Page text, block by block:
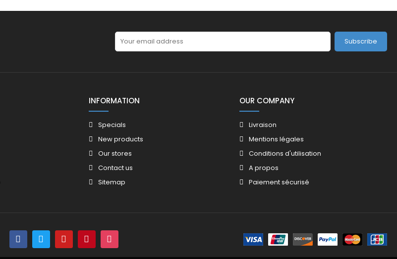
Subscribe
INFORMATION
Specials
New products
Our stores
Contact us
Sitemap
OUR COMPANY
Livraison
Mentions légales
Conditions d'utilisation
A propos
Paiement sécurisé